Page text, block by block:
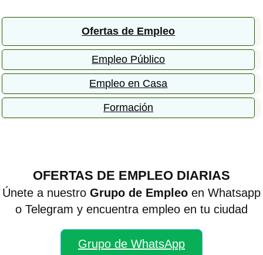
Ofertas de Empleo
Empleo Público
Empleo en Casa
Formación
OFERTAS DE EMPLEO DIARIAS
Únete a nuestro Grupo de Empleo en Whatsapp
o Telegram y encuentra empleo en tu ciudad
Grupo de WhatsApp